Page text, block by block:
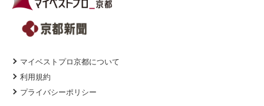
マイベストプロ京都について
利用規約
プライバシーポリシー